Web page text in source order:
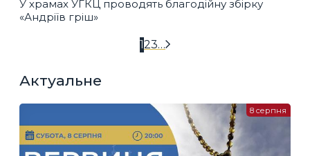
У храмах УГКЦ проводять благодійну збірку
«Андріїв гріш»
123…
Актуальне
8 серпня